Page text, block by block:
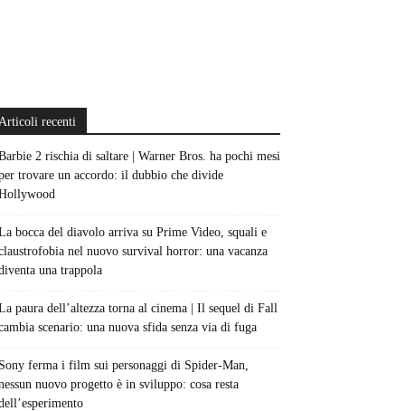
recenti
2 rischia di saltare | Warner Bros. ha pochi mesi
trovare un accordo: il dubbio che divide
bocca del diavolo arriva su Prime Video, squali e
nel nuovo survival horror: una vacanza
una trappola
paura dell’altezza torna al cinema | Il sequel di Fall
scenario: una nuova sfida senza via di fuga
Sony ferma i film sui personaggi di Spider-Man,
nuovo progetto è in sviluppo: cosa resta